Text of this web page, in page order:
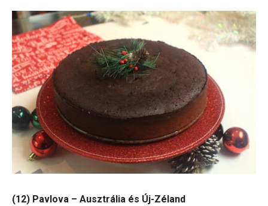
(12) Pavlova – Ausztrália és Új-Zéland